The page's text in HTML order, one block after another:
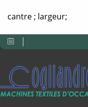
cantre ; largeur;